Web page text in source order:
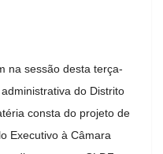
na sessão desta terça-
do Distrito
consta do projeto de
Executivo à Câmara